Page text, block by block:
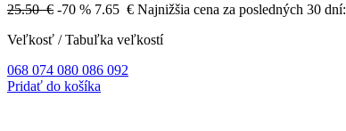
25.50 € -70 % 7.65 € Najnižšia cena za posledných 30 dní:
Veľkosť /Tabuľka veľkostí
068 074 080 086 092
Pridať do košíka